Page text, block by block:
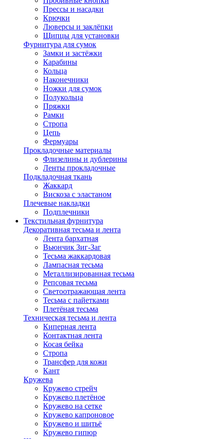
Прессы и насадки
Крючки
Люверсы и заклёпки
Щипцы для установки
Фурнитура для сумок
Замки и застёжки
Карабины
Кольца
Наконечники
Ножки для сумок
Полукольца
Пряжки
Рамки
Стропа
Цепь
Фермуары
Прокладочные материалы
Флизелины и дублерины
Ленты прокладочные
Подкладочная ткань
Жаккард
Вискоза с эластаном
Плечевые накладки
Подплечники
Текстильная фурнитура
Декоративная тесьма и лента
Лента бархатная
Вьюнчик Зиг-Заг
Тесьма жаккардовая
Лампасная тесьма
Металлизированная тесьма
Репсовая тесьма
Светоотражающая лента
Тесьма с пайетками
Плетёная тесьма
Техническая тесьма и лента
Киперная лента
Контактная лента
Косая бейка
Стропа
Трансфер для кожи
Кант
Кружева
Кружево стрейч
Кружево плетёное
Кружево на сетке
Кружево капроновое
Кружево и шитьё
Кружево гипюр